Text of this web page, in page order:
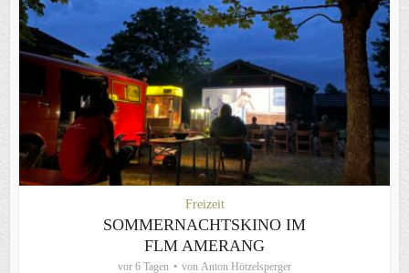
Freizeit
SOMMERNACHTSKINO IM
FLM AMERANG
vor 6 Tagen von Anton Hötzelsperger